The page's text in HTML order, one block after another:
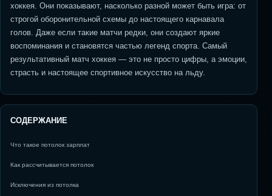
хоккея. Они показывают, насколько разной может быть игра: от
строгой оборонительной схемы до настоящего карнавала
голов. Даже если такие матчи редки, они создают яркие
воспоминания и становятся частью легенд спорта. Самый
результативный матч хоккея — это не просто цифры, а эмоции,
страсть и настоящее спортивное искусство на льду.
СОДЕРЖАНИЕ
Что такое потолок зарплат
Как рассчитывается потолок
Исключения из потолка